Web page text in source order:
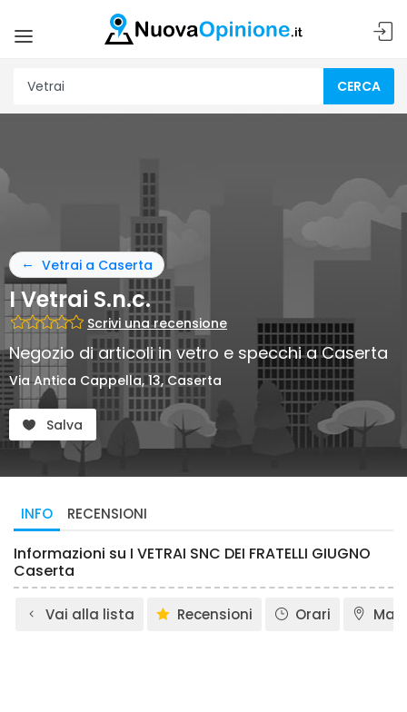
CERCA
Vetrai a Caserta
I Vetrai S.n.c.
Scrivi una recensione
Negozio di articoli in vetro e specchi a Caserta
Via Antica Cappella, 13, Caserta
Salva
INFO RECENSIONI
Informazioni su I VETRAI SNC DEI FRATELLI GIUGNO
Caserta
Vai alla lista Recensioni Orari